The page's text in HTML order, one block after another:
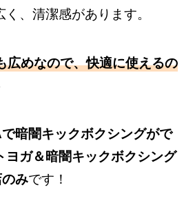
、清潔感があります。
広めなので、快適に使えるの
暗闇キックボクシングがで
ヨガ＆暗闇キックボクシング
みです！